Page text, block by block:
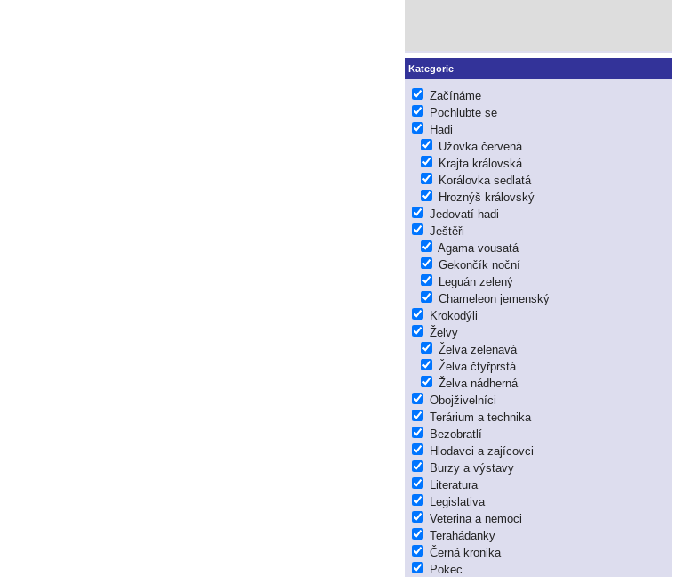
Kategorie
Začínáme
Pochlubte se
Hadi
Užovka červená
Krajta královská
Korálovka sedlatá
Hroznýš královský
Jedovatí hadi
Ještěři
Agama vousatá
Gekončík noční
Leguán zelený
Chameleon jemenský
Krokodýli
Želvy
Želva zelenavá
Želva čtyřprstá
Želva nádherná
Obojživelníci
Terárium a technika
Bezobratlí
Hlodavci a zajícovci
Burzy a výstavy
Literatura
Legislativa
Veterina a nemoci
Terahádanky
Černá kronika
Pokec